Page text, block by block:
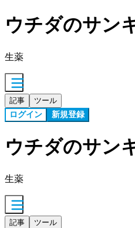
ウチダのサン
生薬
記事 ツール
ログイン 新規登録
ウチダのサン
生薬
記事 ツール